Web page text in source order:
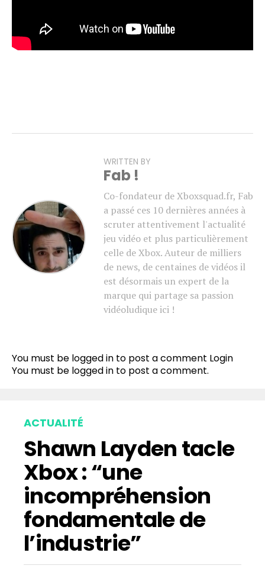
WRITTEN BY
Fab !
Co-fondateur de Xboxsquad.fr, Fab
a passé ces 10 dernières années à
scruter attentivement l'actualité
jeu vidéo et plus particulièrement
celle de Xbox. Auteur de milliers
de news, de centaines de vidéos il
est désormais un expert de la
marque qui partage sa passion
vidéoludique ici !
You must be logged in to post a comment Login
You must be logged in to post a comment.
ACTUALITÉ
Shawn Layden tacle
Xbox : “une
incompréhension
fondamentale de
l’industrie”
Pinterest